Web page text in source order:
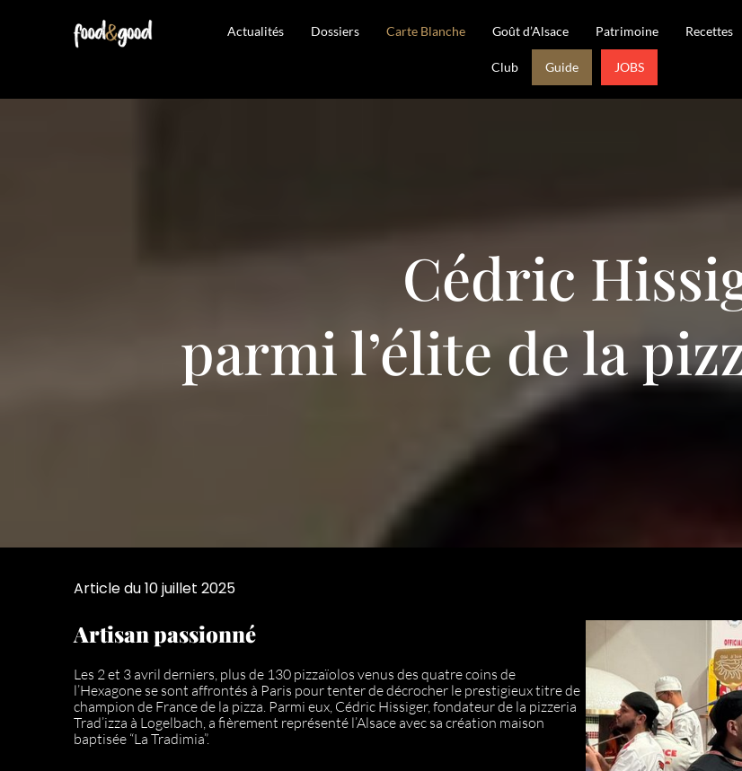
Actualités Dossiers Carte Blanche Goût d’Alsace Patrimoine Recettes
Club Guide JOBS
Cédric
parmi l’élite de la
Article du 10 juillet 2025
Artisan passionné
Les 2 et 3 avril derniers, plus de 130 pizzaïolos venus des quatre coins de
l’Hexagone se sont affrontés à Paris pour tenter de décrocher le prestigieux titre de
champion de France de la pizza. Parmi eux, Cédric Hissiger, fondateur de la pizzeria
Trad’izza à Logelbach, a fièrement représenté l’Alsace avec sa création maison
baptisée “La Tradimia”.